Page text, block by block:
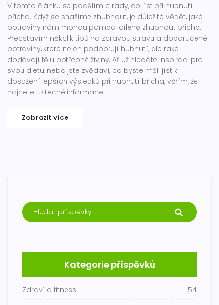
V tomto článku se podělím o rady, co jíst při hubnutí
břicha. Když se snažíme zhubnout, je důležité vědět, jaké
potraviny nám mohou pomoci cíleně zhubnout břicho.
Představím několik tipů na zdravou stravu a doporučené
potraviny, které nejen podporují hubnutí, ale také
dodávají tělu potřebné živiny. Ať už hledáte inspiraci pro
svou dietu, nebo jste zvědaví, co byste měli jíst k
dosažení lepších výsledků při hubnutí břicha, věřím, že
najdete užitečné informace.
Zobrazit více
Kategorie příspěvků
Zdraví a fitness 54